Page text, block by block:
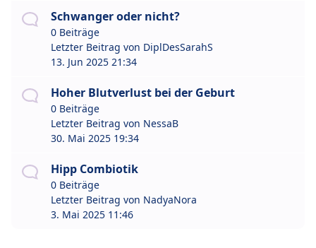
Schwanger oder nicht?
0 Beiträge
Letzter Beitrag von DiplDesSarahS
13. Jun 2025 21:34
Hoher Blutverlust bei der Geburt
0 Beiträge
Letzter Beitrag von NessaB
30. Mai 2025 19:34
Hipp Combiotik
0 Beiträge
Letzter Beitrag von NadyaNora
3. Mai 2025 11:46